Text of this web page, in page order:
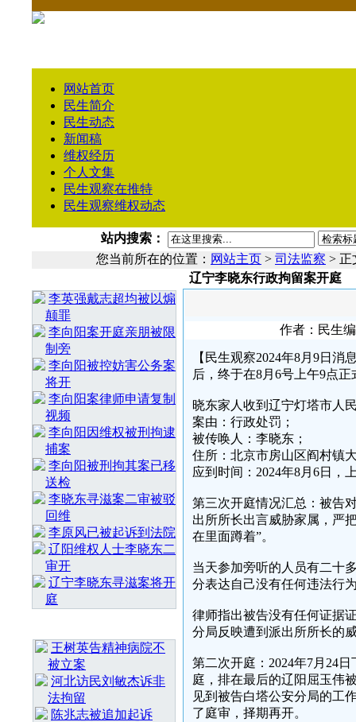
网站首页
民生简介
民生动态
新闻稿
维权经历
个人文集
民生观察在推特
民生观察维权动态
站内搜索：
您当前所在的位置： 网站主页 > 司法监察 > 正
李英强戴志超均被以煽
颠罪
李向阳案开庭亲朋被限
制旁
李向阳被控妨害公务案
将开
李向阳案律师申请复制
视频
李向阳因维权被刑拘逮
捕案
李向阳被刑拘其案已移
送检
李晓东寻滋案二审被驳
回维
李原风已被起诉到法院
辽阳维权人士李晓东二
审开
辽宁李晓东寻滋案将开
庭
王树英告精神病院不
被立案
河北访民刘敏杰诉非
法拘留
陈兆志被追加起诉
辽宁李晓东行政拘留案开庭
作者：民生
【民生观察2024年8月9日
后，终于在8月6号上午9点正
晓东家人收到辽宁灯塔市人
案由：行政处罚；
被传唤人：李晓东；
住所：北京市房山区阎村镇
应到时间：2024年8月6日，
第三次开庭情况汇总：被告
出所所长出言威胁家属，严
在里面蹲着”。
当天参加旁听的人员有二十
分表达自己没有任何违法行
律师指出被告没有任何证据
分局反映遭到派出所所长的
第二次开庭：2024年7月24
庭，排在最后的辽阳屈玉伟
见到被告白塔公安分局的工
了庭审，择期再开。